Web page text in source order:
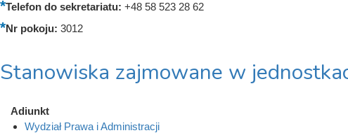
Telefon do sekretariatu: +48 58 523 28 62
Nr pokoju: 3012
Stanowiska zajmowane w
Adiunkt
Wydział Prawa i Administracji